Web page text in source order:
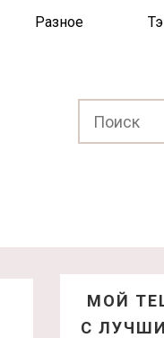
Разное
МОЙ
С